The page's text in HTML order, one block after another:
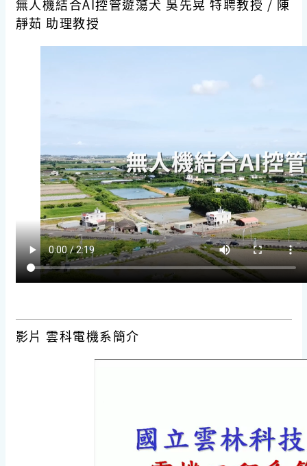
無人機結合AI控管遊蕩犬 吳先晃 特聘教授 / 陳
靜茹 助理教授
影片 雲科電機系簡介